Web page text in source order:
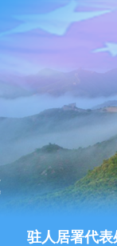
驻人居署代表